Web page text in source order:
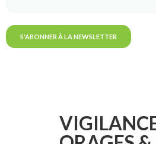
S'ABONNER À LA NEWSLETTER